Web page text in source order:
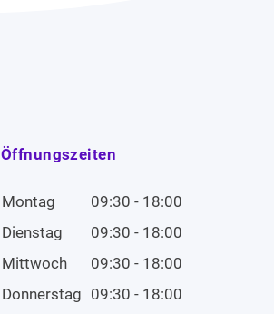
Öffnungszeiten
Montag
09:30 - 18:00
Dienstag
09:30 - 18:00
Mittwoch
09:30 - 18:00
Donnerstag 09:30 - 18:00